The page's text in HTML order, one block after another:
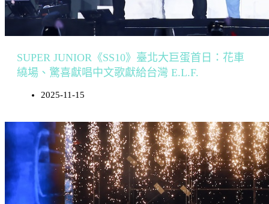
SUPER JUNIOR《SS10》臺北大巨蛋首日：花車
繞場、驚喜獻唱中文歌獻給台灣 E.L.F.
2025-11-15